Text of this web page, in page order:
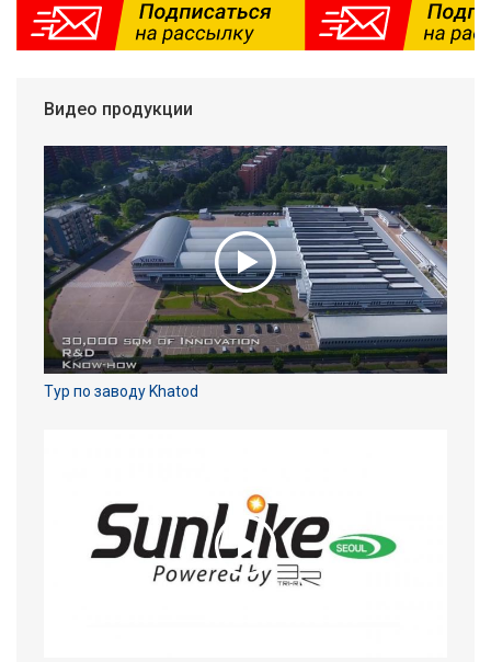
Видео продукции
Тур по заводу Khatod